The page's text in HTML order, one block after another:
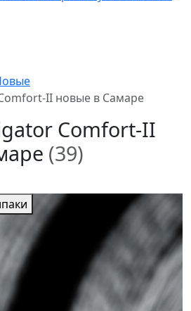
II новые в Самаре
Comfort-II
(39)